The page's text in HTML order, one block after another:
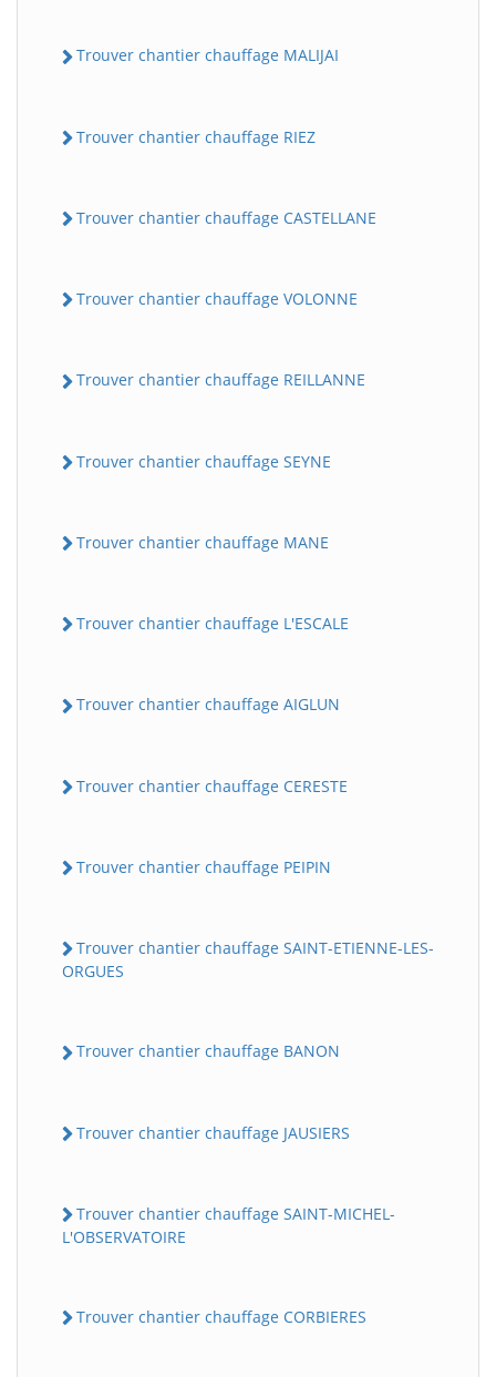
Trouver chantier chauffage MALIJAI
Trouver chantier chauffage RIEZ
Trouver chantier chauffage CASTELLANE
Trouver chantier chauffage VOLONNE
Trouver chantier chauffage REILLANNE
Trouver chantier chauffage SEYNE
Trouver chantier chauffage MANE
Trouver chantier chauffage L'ESCALE
Trouver chantier chauffage AIGLUN
Trouver chantier chauffage CERESTE
Trouver chantier chauffage PEIPIN
Trouver chantier chauffage SAINT-ETIENNE-LES-
ORGUES
Trouver chantier chauffage BANON
Trouver chantier chauffage JAUSIERS
Trouver chantier chauffage SAINT-MICHEL-
L'OBSERVATOIRE
Trouver chantier chauffage CORBIERES